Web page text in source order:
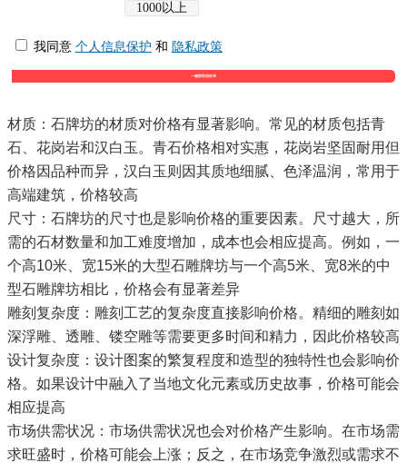
1000以上
我同意 个人信息保护 和 隐私政策
材质 ‌：石牌坊的材质对价格有显著影响。常见的材质包括青
石、花岗岩和汉白玉。青石价格相对实惠，花岗岩坚固耐用但
价格因品种而异，汉白玉则因其质地细腻、色泽温润，常用于
高端建筑，价格较高‌
尺寸 ‌：石牌坊的尺寸也是影响价格的重要因素。尺寸越大，所
需的石材数量和加工难度增加，成本也会相应提高。例如，一
个高10米、宽15米的大型石雕牌坊与一个高5米、宽8米的中
型石雕牌坊相比，价格会有显著差异‌
雕刻复杂度 ‌：雕刻工艺的复杂度直接影响价格。精细的雕刻如
深浮雕、透雕、镂空雕等需要更多时间和精力，因此价格较高
设计复杂度 ‌：设计图案的繁复程度和造型的独特性也会影响价
格。如果设计中融入了当地文化元素或历史故事，价格可能会
相应提高‌
市场供需状况 ‌：市场供需状况也会对价格产生影响。在市场需
求旺盛时，价格可能会上涨；反之，在市场竞争激烈或需求不